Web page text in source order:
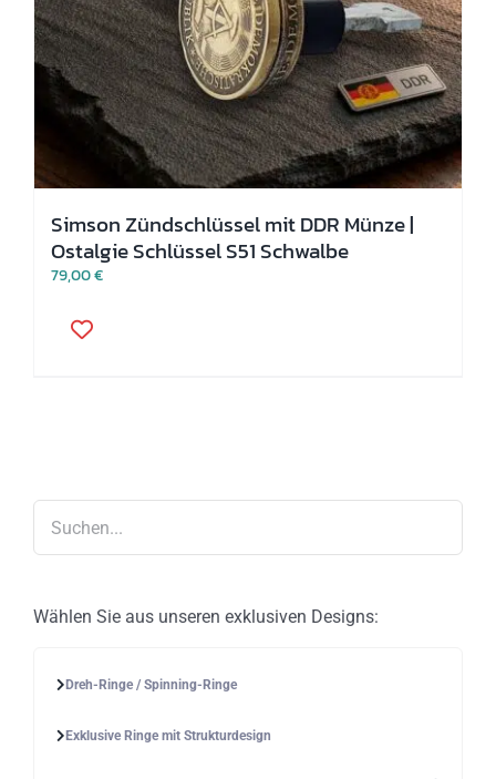
Simson Zündschlüssel mit DDR Münze |
Ostalgie Schlüssel S51 Schwalbe
79,00€
Wählen Sie aus unseren exklusiven Designs:
Dreh-Ringe / Spinning-Ringe
Exklusive Ringe mit Strukturdesign